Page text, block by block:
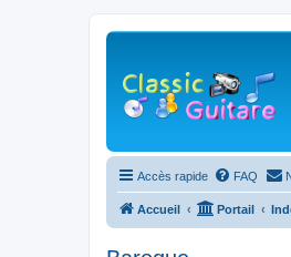
Accès rapide FAQ
Accueil Portail